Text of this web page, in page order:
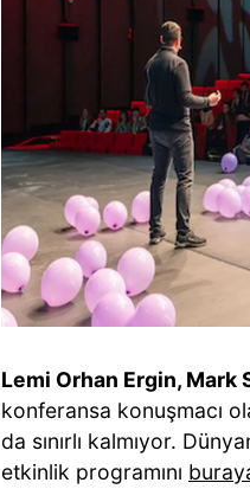
Lemi Orhan Ergin, Mark
konferansa konuşmacı
da sınırlı kalmıyor.
etkinlik programını